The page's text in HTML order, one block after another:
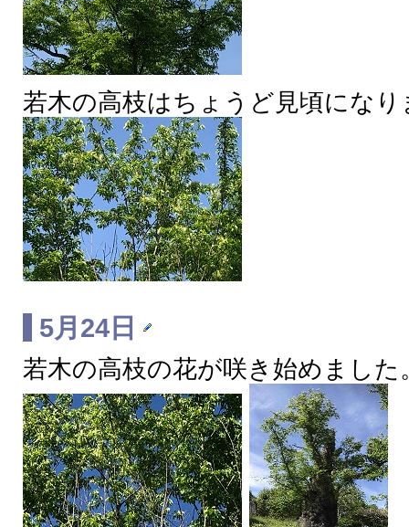
若木の高枝はちょうど見頃になり
5月24日
若木の高枝の花が咲き始めました